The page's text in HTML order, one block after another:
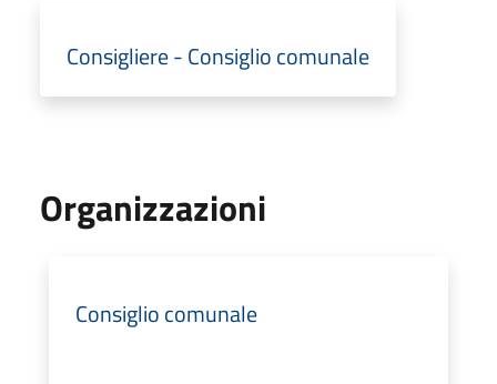
Consigliere - Consiglio comunale
Organizzazioni
Consiglio comunale